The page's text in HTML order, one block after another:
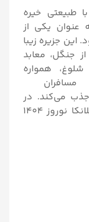
طبیعتی خیره
عنوان یکی از
جزیره زیبا
جنگل، معابد
شلوغ، همواره
می‌کند. در
اینجا به معرفی خدمات پکیج تور سریلانکا نوروز 1404